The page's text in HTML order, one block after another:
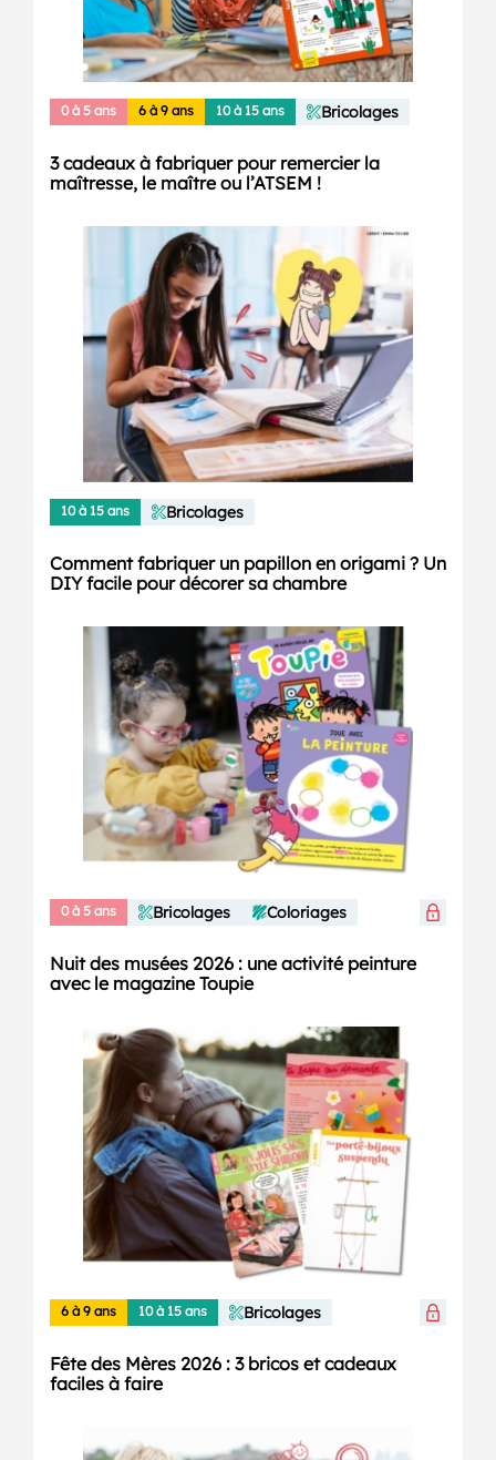
0 à 5 ans 6 à 9 ans 10 à 15 ans Bricolages
3 cadeaux à fabriquer pour remercier la
maîtresse, le maître ou l’ATSEM !
10 à 15 ans Bricolages
Comment fabriquer un papillon en origami ? Un
DIY facile pour décorer sa chambre
0 à 5 ans Bricolages Coloriages
Nuit des musées 2026 : une activité peinture
avec le magazine Toupie
6 à 9 ans 10 à 15 ans Bricolages
Fête des Mères 2026 : 3 bricos et cadeaux
faciles à faire